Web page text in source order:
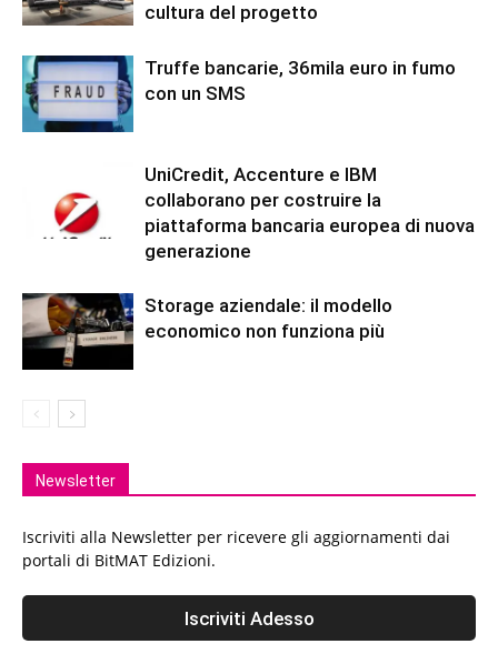
cultura del progetto
Truffe bancarie, 36mila euro in fumo
con un SMS
UniCredit, Accenture e IBM
collaborano per costruire la
piattaforma bancaria europea di nuova
generazione
Storage aziendale: il modello
economico non funziona più
Newsletter
Iscriviti alla Newsletter per ricevere gli aggiornamenti dai
portali di BitMAT Edizioni.